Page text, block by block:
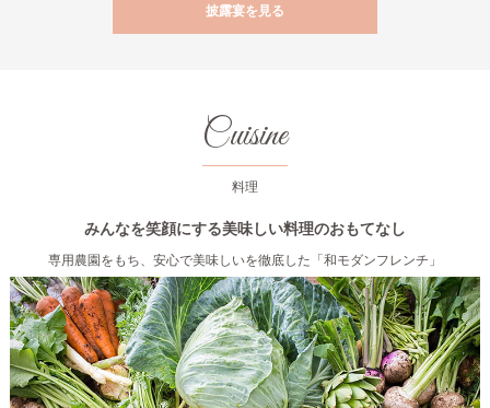
披露宴を見る
Cuisine
料理
みんなを笑顔にする美味しい料理のおもてなし
専用農園をもち、安心で美味しいを徹底した「和モダンフレンチ」